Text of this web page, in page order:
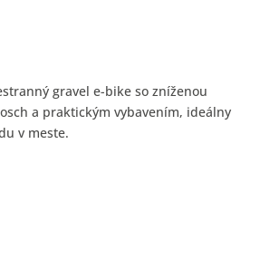
gravel e-bike so zníženou
a praktickým vybavením, ideálny
v meste.